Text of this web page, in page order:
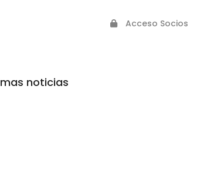
Acceso Socios
noticias